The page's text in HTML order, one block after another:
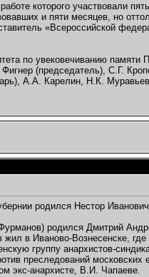
которого участвовали
и пяти месяцев, но
«Всероссийской
по увековечиванию памяти
(председатель), С.Г.
А.А. Карелин, Н.К.
родился Нестор
родился Дмитрий
в Иваново-Вознесенске,
группу анархистов-
преследований
экс-анархисте, В.И. Чапаеве.